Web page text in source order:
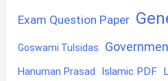
Exam Question Paper
Goswami Tulsidas
Hanuman Prasad Islamic PDF